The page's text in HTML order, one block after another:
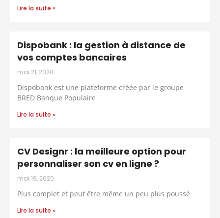
Lire la suite »
Dispobank : la gestion à distance de
vos comptes bancaires
mai 21, 2020
Dispobank est une plateforme créée par le groupe
BRED Banque Populaire
Lire la suite »
CV Designr : la meilleure option pour
personnaliser son cv en ligne ?
mai 19, 2020
Plus complet et peut être même un peu plus poussé
Lire la suite »